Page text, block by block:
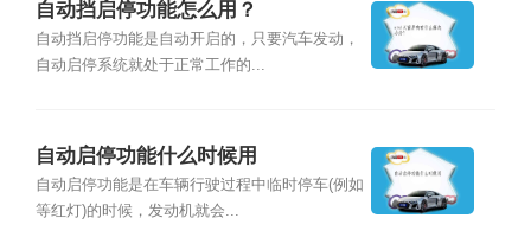
自动挡启停功能怎么用？
自动挡启停功能是自动开启的，只要汽车发动，
自动启停系统就处于正常工作的...
自动启停功能什么时候用
自动启停功能是在车辆行驶过程中临时停车(例如
等红灯)的时候，发动机就会...